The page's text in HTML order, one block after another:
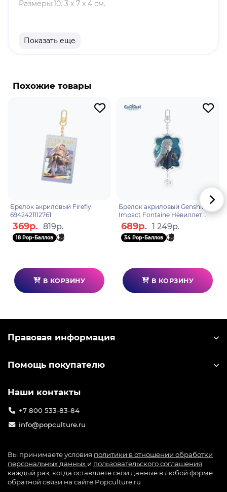
Размеры:10. 3 x 7 x 4 см.
Оригинальный и официально лицензированный
Венти - персонаж, являющийся богом ветров и
тысяч ветров, бесцельно дрейфующих по миру. В
конце концов он стал божеством а и теперь
управляет ветром, которому молятся многие
последователи его божества в Мондштадте. В
конечном итоге он поможет Двалину и многим
другим в борьбе с Дурином и его стремлением
превратить светлый мир в темный, над которым
Показать еще
Похожие товары
Брелок акриловый Firefly
6942421112761
369р. 819р.
18 Pop-Баллов
В КОРЗИНУ
Брелок акриловый Genshin
Impact Fontaine Нёвиллет
Neuvillette The Morning Star in
the Deep Waters 69
689р. 1 249р.
34 Pop-Баллов
В КОРЗИНУ
Правовая информация
Помощь покупателю
Наши контакты
+7 800 533-83-84
info@popculture.ru
Вы принимаете условия политики в отношении обработки
персональных данных и пользовательского соглашения
каждый раз, когда оставляете свои данные в любой форме
обратной связи на сайте Popculture.ru